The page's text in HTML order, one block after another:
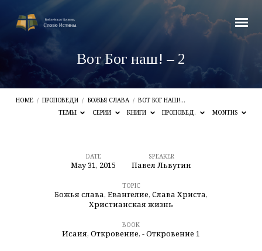
Вот Бог наш! – 2
HOME / ПРОПОВЕДИ / БОЖЬЯ СЛАВА / ВОТ БОГ НАШ!…
ТЕМЫ
СЕРИИ КНИГИ ПРОПОВЕД. MONTHS
DATE
May 31, 2015
SPEAKER
Павел Львутин
TOPIC
Божья слава, Евангелие, Слава Христа,
Христианская жизнь
BOOK
Исаия, Откровение, - Откровение 1